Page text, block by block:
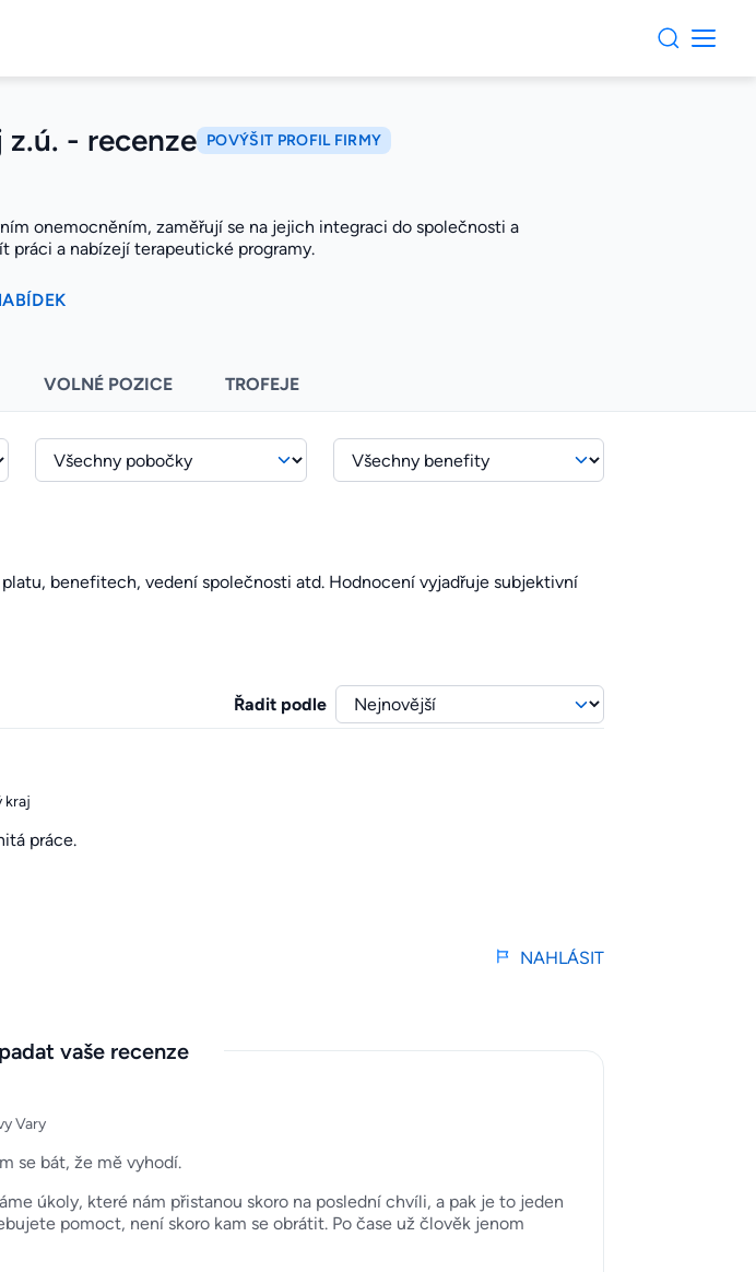
z.ú. - recenze POVÝŠIT PROFIL FIRMY
onemocněním, zaměřují se na jejich integraci do společnosti a
práci a nabízejí terapeutické programy.
VOLNÉ POZICE TROFEJE
benefitech, vedení společnosti atd. Hodnocení vyjadřuje subjektivní
Řadit podle
kraj
práce.
NAHLÁSIT
vaše recenze
Vary
se bát, že mě vyhodí.
úkoly, které nám přistanou skoro na poslední chvíli, a pak je to jeden
pomoct, není skoro kam se obrátit. Po čase už člověk jenom